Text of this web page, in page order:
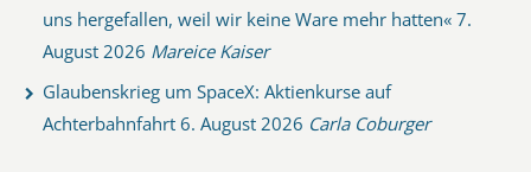
uns hergefallen, weil wir keine Ware mehr hatten« 7.
August 2026 Mareice Kaiser
Glaubenskrieg um SpaceX: Aktienkurse auf
Achterbahnfahrt 6. August 2026 Carla Coburger